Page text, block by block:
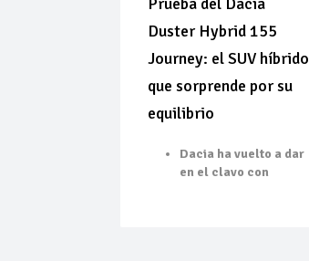
Duster Hybrid 155
Journey: el SUV híbrido
que sorprende por su
equilibrio
Dacia ha vuelto a dar
en el clavo con